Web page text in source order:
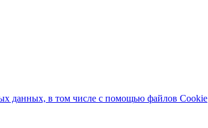
данных, в том числе с помощью файлов Cookie